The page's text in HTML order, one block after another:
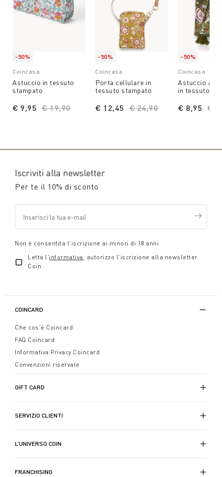
-50%
Coincasa
Astuccio in tessuto
stampato
Price reduced from
€ 19,90to
€ 9,95
-50%
Coincasa
Porta cellulare in
tessuto stampato
Price reduced from
€ 24,90
€ 12,45
-50%
Coincasa
Astuccio
in tessuto
€
€ 8,95
Iscriviti alla newsletter
Per te il 10% di sconto
Non è consentita l'iscrizione ai minori di 18 anni
Letta l'informativa , autorizzo l'iscrizione alla newsletter
Coin
COINCARD
Che cos'è Coincard
FAQ Coincard
Informativa Privacy Coincard
Convenzioni riservate
GIFT CARD
SERVIZIO CLIENTI
L’UNIVERSO COIN
FRANCHISING